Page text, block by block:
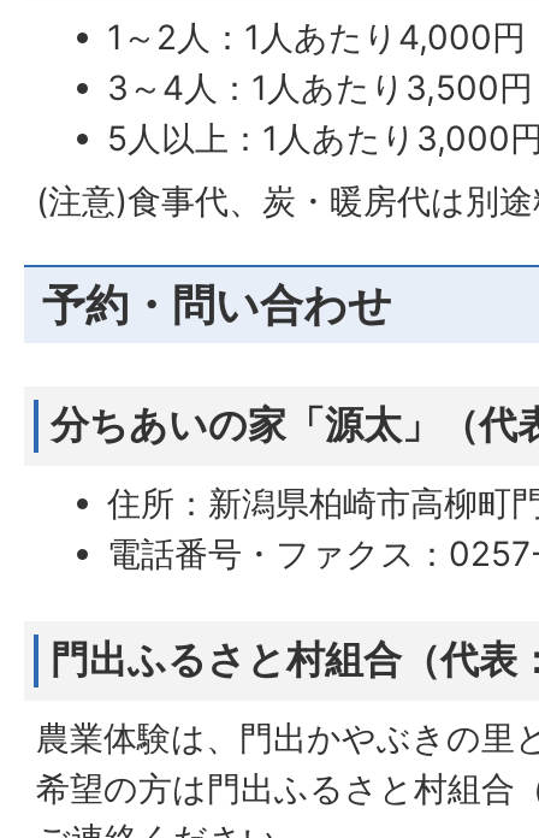
1～2人：1人あたり4,000円
3～4人：1人あたり3,500円
5人以上：1人あたり3,000
(注意)食事代、炭・暖房代は別
予約・問い合わせ
分ちあいの家「源太」（代
住所：新潟県柏崎市高柳町
電話番号・ファクス：
門出ふるさと村組合（代表
農業体験は、門出かやぶきの里
希望の方は門出ふるさと村組合